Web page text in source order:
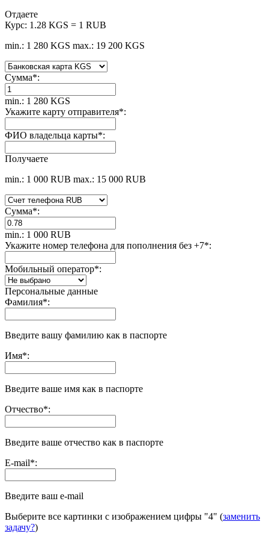
Отдаете
Курс: 1.28 KGS = 1 RUB
min.: 1 280 KGS max.: 19 200 KGS
Сумма*:
min.: 1 280 KGS
Укажите карту отправителя*:
ФИО владельца карты*:
Получаете
min.: 1 000 RUB max.: 15 000 RUB
Сумма*:
min.: 1 000 RUB
Укажите номер телефона для пополнения без +7*:
Мобильный оператор*:
Персональные данные
Фамилия*:
Введите вашу фамилию как в паспорте
Имя*:
Введите ваше имя как в паспорте
Отчество*:
Введите ваше отчество как в паспорте
E-mail*:
Введите ваш e-mail
Выберите все картинки с изображением цифры "4" (заменить
задачу?)